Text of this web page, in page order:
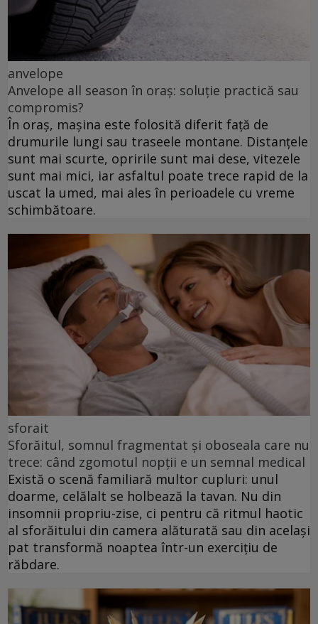
anvelope
Anvelope all season în oraș: soluție practică sau
compromis?
În oraș, mașina este folosită diferit față de
drumurile lungi sau traseele montane. Distanțele
sunt mai scurte, opririle sunt mai dese, vitezele
sunt mai mici, iar asfaltul poate trece rapid de la
uscat la umed, mai ales în perioadele cu vreme
schimbătoare.
sforait
Sforăitul, somnul fragmentat și oboseala care nu
trece: când zgomotul nopții e un semnal medical
Există o scenă familiară multor cupluri: unul
doarme, celălalt se holbează la tavan. Nu din
insomnii propriu-zise, ci pentru că ritmul haotic
al sforăitului din camera alăturată sau din același
pat transformă noaptea într-un exercițiu de
răbdare.